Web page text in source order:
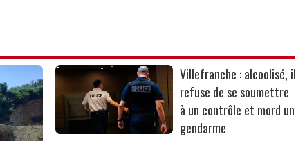
Villefranche : alcoolisé, il
refuse de se soumettre
à un contrôle et mord un
gendarme